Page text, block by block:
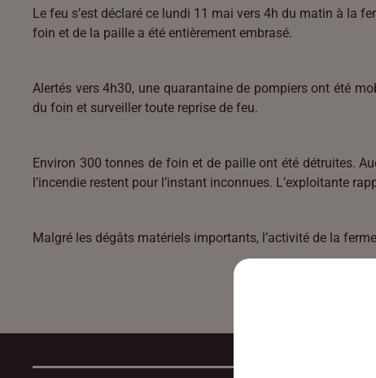
Le feu s’est déclaré ce lundi 11 mai vers 4h du matin à la
foin et de la paille a été entièrement embrasé.
Alertés vers 4h30, une quarantaine de pompiers ont été
du foin et surveiller toute reprise de feu.
Environ 300 tonnes de foin et de paille ont été détruites.
l’incendie restent pour l’instant inconnues. L’exploitante
Malgré les dégâts matériels importants, l’activité de la